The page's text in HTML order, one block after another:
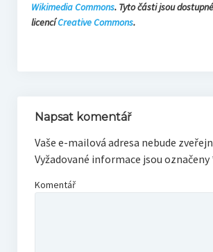
Wikimedia Commons. Tyto části jsou
licencíCreative Commons.
Napsat komentář
Vaše e-mailová adresa nebude
Vyžadované informace jsou označeny
Komentář